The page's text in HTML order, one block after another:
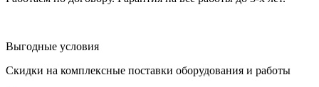
Выгодные условия
Скидки на комплексные поставки оборудования и работы